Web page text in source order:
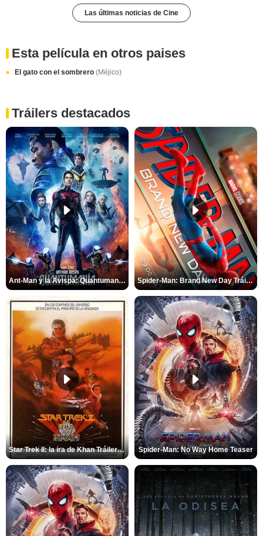
Las últimas noticias de Cine
Esta película en otros paises
El gato con el sombrero (Méjico)
Tráilers destacados
Ant-Man y la Avispa: Quantumanía Tráiler (2) Spider-Man: Brand New Day Tráiler (3)
Star Trek II: la ira de Khan Tráiler VO Spider-Man: No Way Home Teaser